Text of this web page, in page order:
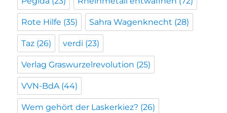
Rote Hilfe (35) Sahra Wagenknecht (28)
Taz (26) verdi (23)
Verlag Graswurzelrevolution (25)
VVN-BdA (44)
Wem gehört der Laskerkiez? (26)